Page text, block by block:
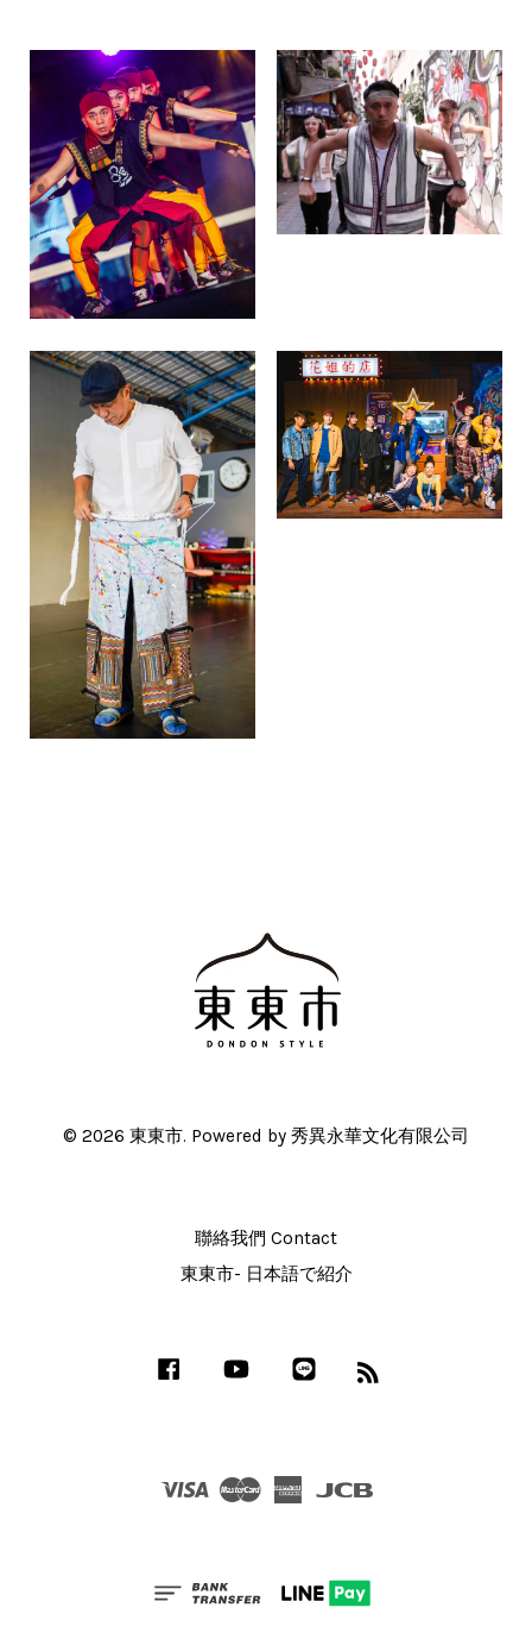
© 2026 東東市. Powered by 秀異永華文化有限公司
聯絡我們 Contact
東東市- 日本語で紹介
Facebook YouTube
Visa Master AmericanJCB